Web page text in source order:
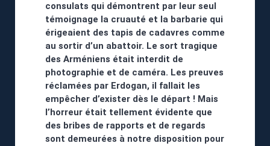
consulats qui démontrent par leur seul
témoignage la cruauté et la barbarie qui
érigeaient des tapis de cadavres comme
au sortir d’un abattoir. Le sort tragique
des Arméniens était interdit de
photographie et de caméra. Les preuves
réclamées par Erdogan, il fallait les
empêcher d’exister dès le départ ! Mais
l’horreur était tellement évidente que
des bribes de rapports et de regards
sont demeurées à notre disposition pour